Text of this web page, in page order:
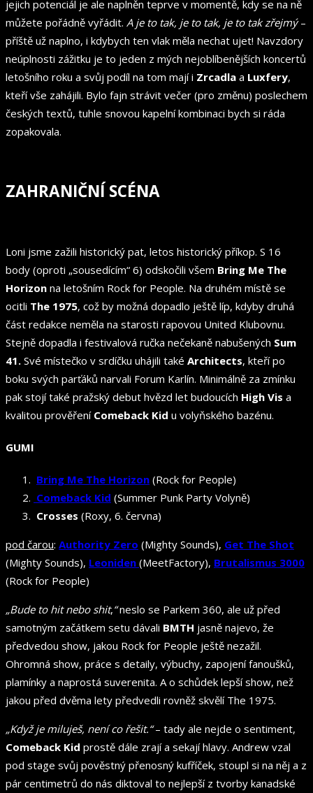
jejich potenciál je ale naplněn teprve v momentě, kdy se na ně
můžete pořádně vyřádit. A je to tak, je to tak, je to tak zřejmý–
příště už naplno, i kdybych ten vlak měla nechat ujet! Navzdory
neúplnosti zážitku je to jeden z mých nejoblíbenějších koncertů
letošního roku a svůj podíl na tom mají i Zrcadla a Luxfery,
kteří vše zahájili. Bylo fajn strávit večer (pro změnu) poslechem
českých textů, tuhle snovou kapelní kombinaci bych si ráda
zopakovala.
ZAHRANIČNÍ SCÉNA
Loni jsme zažili historický pat, letos historický příkop. S 16
body (oproti „sousedícím“ 6) odskočili všem Bring Me The
Horizon na letošním Rock for People. Na druhém místě se
ocitli The 1975, což by možná dopadlo ještě líp, kdyby druhá
část redakce neměla na starosti rapovou United Klubovnu.
Stejně dopadla i festivalová ručka nečekaně nabušených Sum
41. Své místečko v srdíčku uhájili také Architects, kteří po
boku svých parťáků narvali Forum Karlín. Minimálně za zmínku
pak stojí také pražský debut hvězd let budoucích High Vis a
kvalitou prověření Comeback Kid u volyňského bazénu.
GUMI
Bring Me The Horizon (Rock for People)
Comeback Kid (Summer Punk Party Volyně)
Crosses (Roxy, 6. června)
pod čarou: Authority Zero (Mighty Sounds), Get The Shot
(Mighty Sounds), Leoniden (MeetFactory), Brutalismus 3000
(Rock for People)
„Bude to hit nebo shit,“neslo se Parkem 360, ale už před
samotným začátkem setu dávali BMTH jasně najevo, že
předvedou show, jakou Rock for People ještě nezažil.
Ohromná show, práce s detaily, výbuchy, zapojení fanoušků,
plamínky a naprostá suverenita. A o schůdek lepší show, než
jakou před dvěma lety předvedli rovněž skvělí The 1975.
„Když je miluješ, není co řešit.“– tady ale nejde o sentiment,
Comeback Kid prostě dále zrají a sekají hlavy. Andrew vzal
pod stage svůj pověstný přenosný kufříček, stoupl si na něj a z
pár centimetrů do nás diktoval to nejlepší z tvorby kanadské